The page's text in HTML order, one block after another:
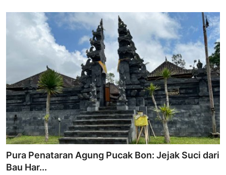
Pura Penataran Agung Pucak Bon: Jejak Suci dari
Bau Har...